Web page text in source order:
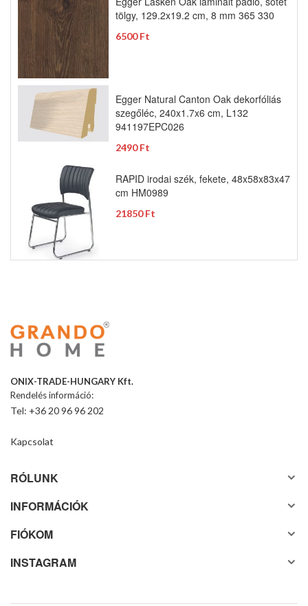
tölgy, 129.2x19.2 cm, 8 mm 365 330
6500 Ft
Egger Natural Canton Oak dekorfóliás
szegőléc, 240x1.7x6 cm, L132
941197EPC026
2490 Ft
RAPID irodai szék, fekete, 48x58x83x47
cm HM0989
21850 Ft
ONIX-TRADE-HUNGARY Kft.
Rendelés információ:
Tel: +36 20 96 96 202
Kapcsolat
RÓLUNK
INFORMÁCIÓK
FIÓKOM
INSTAGRAM